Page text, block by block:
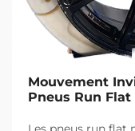
Mouvement
Pneus Run